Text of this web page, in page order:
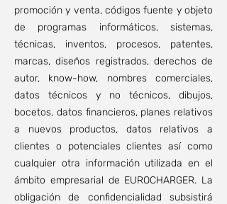
promoción y venta, códigos fuente y objeto
de programas informáticos, sistemas,
técnicas, inventos, procesos, patentes,
marcas, diseños registrados, derechos de
autor, know-how, nombres comerciales,
datos técnicos y no técnicos, dibujos,
bocetos, datos financieros, planes relativos
a nuevos productos, datos relativos a
clientes o potenciales clientes así como
cualquier otra información utilizada en el
ámbito empresarial de EUROCHARGER. La
obligación de confidencialidad subsistirá